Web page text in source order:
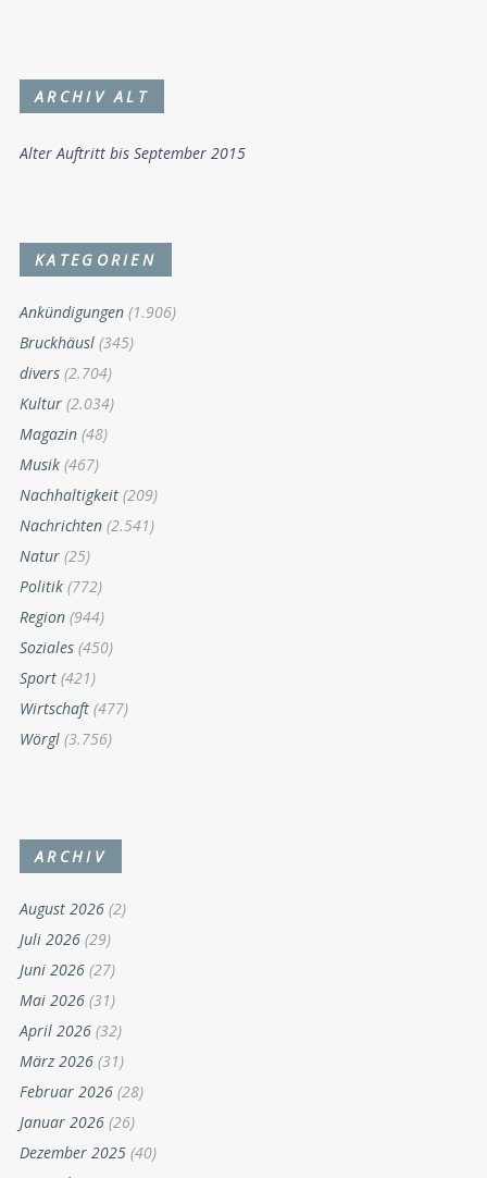
ARCHIV ALT
Alter Auftritt bis September 2015
KATEGORIEN
Ankündigungen (1.906)
Bruckhäusl (345)
divers (2.704)
Kultur (2.034)
Magazin (48)
Musik (467)
Nachhaltigkeit (209)
Nachrichten (2.541)
Natur (25)
Politik (772)
Region (944)
Soziales (450)
Sport (421)
Wirtschaft (477)
Wörgl (3.756)
ARCHIV
August 2026 (2)
Juli 2026 (29)
Juni 2026 (27)
Mai 2026 (31)
April 2026 (32)
März 2026 (31)
Februar 2026 (28)
Januar 2026 (26)
Dezember 2025 (40)